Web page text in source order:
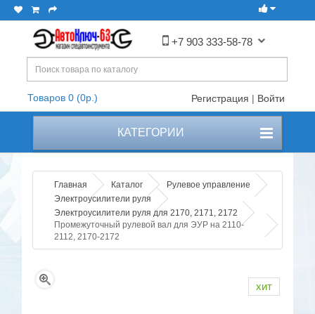
+7 903 333-58-78
Товаров 0 (0р.) Регистрация | Войти
КАТЕГОРИИ
Главная Каталог
Рулевое управление
Электроусилители руля
Электроусилители руля для 2170, 2171, 2172
Промежуточный рулевой вал для ЭУР на 2110-
2112, 2170-2172
хит